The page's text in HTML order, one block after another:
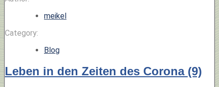
meikel
Category:
Blog
Leben in den Zeiten des Corona (9)